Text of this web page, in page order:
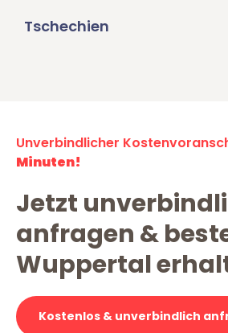
Tschechien
Unverbindlicher
Minuten!
Jetzt
anfragen &
Wuppertal
Kostenlos & unverbindlich